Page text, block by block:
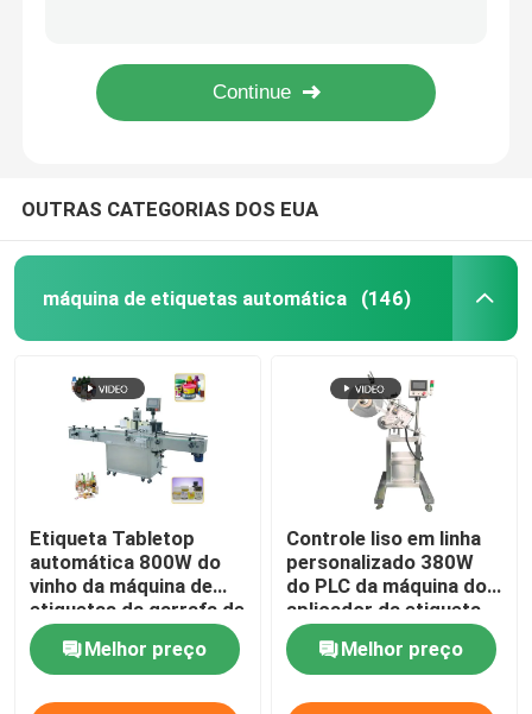
Máquina tampando automática
Máquina de etiquetas quadrada da garrafa
Máquina de etiquetas da superfície plana
máquina de etiquetas do tubo de ensaio
Máquina tampando de enchimento
Máquina da selagem da indução
OUTRAS CATEGORIAS DOS EUA
máquina de etiquetas automática (146)
Etiqueta Tabletop
automática 800W do
vinho da máquina de
etiquetas da garrafa de
comprimido de
WEINVIEWMelhor preço
Controle liso em linha
personalizado 380W
do PLC da máquina do
aplicador da etiqueta
do écran sensível
Melhor preço